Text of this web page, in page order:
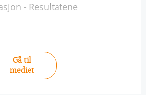
- Resultatene
Gå til
mediet